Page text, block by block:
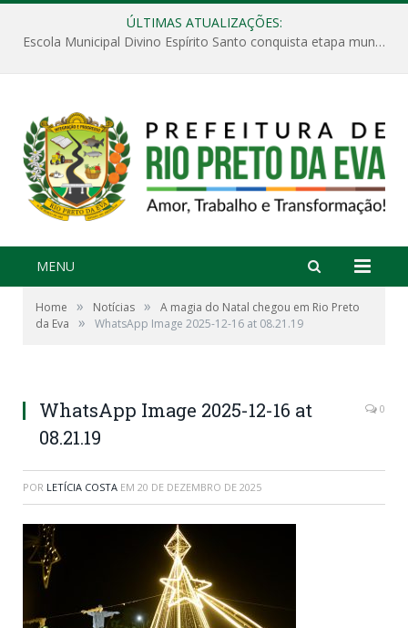
ÚLTIMAS ATUALIZAÇÕES:
Escola Municipal Divino Espírito Santo conquista etapa municipal da V Feira Amazonense de Matemática
MENU
Home » Notícias »
A magia do Natal chegou em Rio Preto
da Eva
» WhatsApp Image 2025-12-16 at 08.21.19
WhatsApp Image 2025-12-16 at
08.21.19
0
POR LETÍCIA COSTA EM 20 DE DEZEMBRO DE 2025